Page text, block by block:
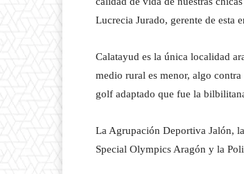
Lucrecia Jurado, gerente de esta
Calatayud es la única localidad
medio rural es menor, algo
golf adaptado que fue la
La Agrupación Deportiva Jalón,
Special Olympics Aragón y la